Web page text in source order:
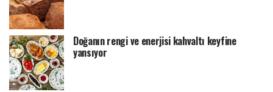
Doğanın rengi ve enerjisi kahvaltı keyfine
yansıyor